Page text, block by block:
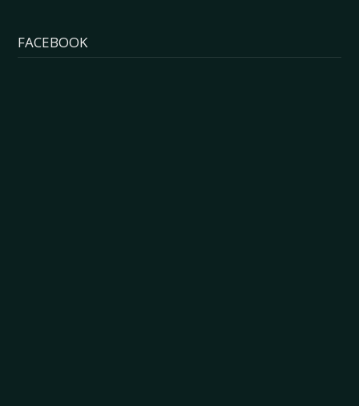
FACEBOOK